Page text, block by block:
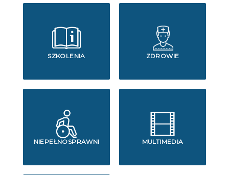
SZKOLENIA ZDROWIE
NIEPEŁNOSPRAWNI MULTIMEDIA